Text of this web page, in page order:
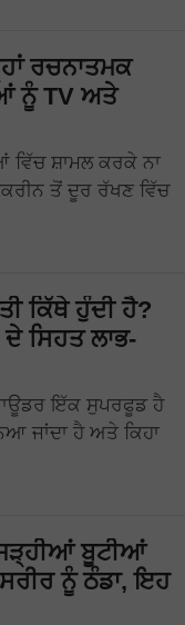
ਰਚਨਾਤਮਕ
ਨੂੰ TV ਅਤੇ
ਵਿੱਚ ਸ਼ਾਮਲ ਕਰਕੇ ਨਾ
ਤੋਂ ਦੂਰ ਰੱਖਣ ਵਿੱਚ
ਕਿੱਥੇ ਹੁੰਦੀ ਹੈ?
ਸਿਹਤ ਲਾਭ-
ਇੱਕ ਸੁਪਰਫੂਡ ਹੈ
ਜਾਂਦਾ ਹੈ ਅਤੇ ਕਿਹਾ
ਬੂਟੀਆਂ
ਨੂੰ ਠੰਡਾ, ਇਹ